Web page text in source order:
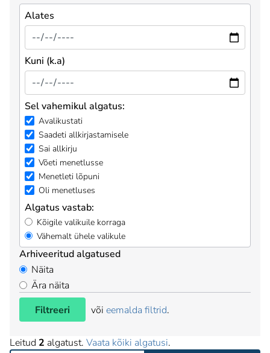
Alates
Kuni (k.a)
Sel vahemikul algatus:
Avalikustati
Saadeti allkirjastamisele
Sai allkirju
Võeti menetlusse
Menetleti lõpuni
Oli menetluses
Algatus vastab:
Kõigile valikuile korraga
Vähemalt ühele valikule
Arhiveeritud algatused
Näita
Ära näita
Filtreeri
või eemalda filtrid.
Leitud 2 algatust. Vaata kõiki algatusi.